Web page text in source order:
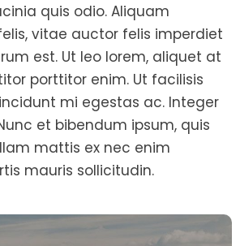
quis odio. Aliquam
vitae auctor felis imperdiet
est. Ut leo lorem, aliquet at
porttitor enim. Ut facilisis
mi egestas ac. Integer
et bibendum ipsum, quis
mattis ex nec enim
mauris sollicitudin.